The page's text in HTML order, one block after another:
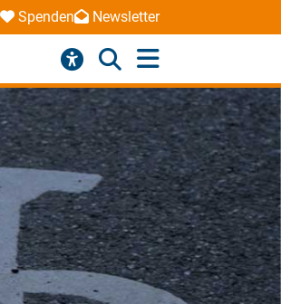
Spenden Newsletter